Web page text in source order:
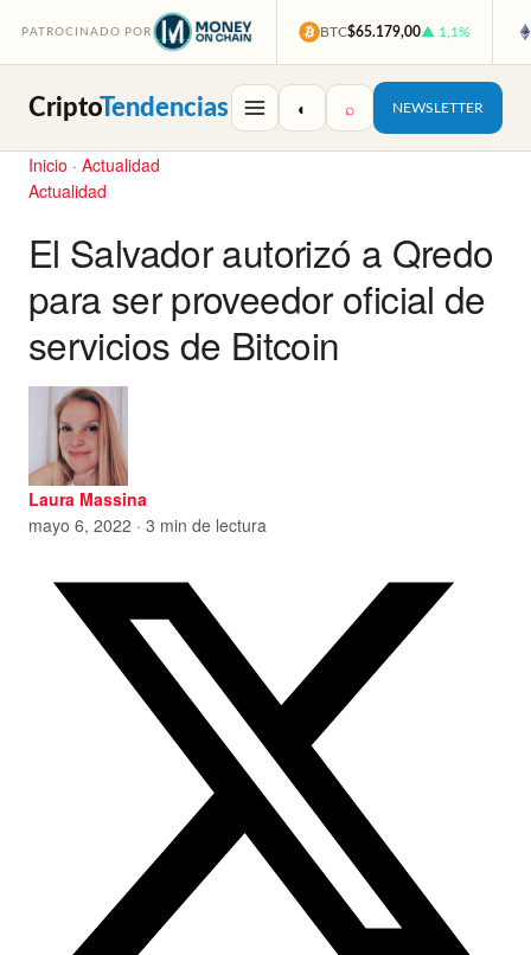
PATROCINADO POR BTC$65.179,00▲ 1,1%
CriptoTendencias ◐ ⌕ NEWSLETTER
Inicio · Actualidad
Actualidad
El Salvador autorizó a Qredo
para ser proveedor oficial de
servicios de Bitcoin
Laura Massina
mayo 6, 2022 · 3 min de lectura